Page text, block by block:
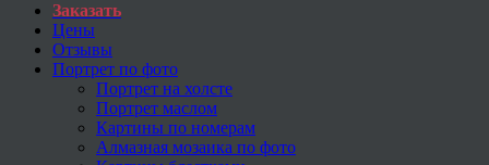
Заказать
Цены
Отзывы
Портрет по фото
Портрет на холсте
Портрет маслом
Картины по номерам
Алмазная мозаика по фото